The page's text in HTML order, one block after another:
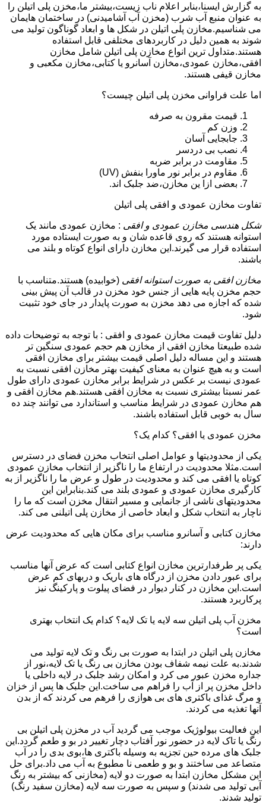
به گزارش ایسنا،بنابر اعلام ناب زیست،بیشتر ما،مخزن پلی اتیلن را
به عنوان منبع آب شرب (مخزن آب آشامیدنی) در ساختمان هایمان
می شناسیم.مخازن پلی اتیلن در شکل ها و ابعاد گوناگون تولید می
شوند به همین دلیل در کاربردهای مختلفی قابل استفاده
هستند.متداول ترین انواع مخازن پلی اتیلن شامل مخازن
افقی،مخازن عمودی،مخازن آسانرو یا کتابی،مخازن مکعبی و
مخازن قیفی هستند.
اما علت فراوانی مخزن پلی اتیلن چیست؟
قیمت مقرون به صرفه
وزن کم
جابجایی آسان
نصب بی دردسر
مقاومت در برابر ضربه
مقاوم در برابر نور ماورا بنفش (UV)
بعضی ازا ین مخازن،ضد جلبک اند.
تفاوت مخازن عمودی و افقی پلی اتیلن
شکل هندسی مخازن عمودی و افقی : مخازن عمودی مانند یک
استوانه هستند که روی قاعده شان و به صورت ایستاده مورد
استفاده قرار می گیرند.این مخازن دارای انواع کوتاه و بلند می
باشند.
مخازن افقی به صورت استوانه افقی (خوابیده) هستند.متناسب با
حجم مخزن پایه هایی از جنس خود مخزن در قالب آن پیش بینی
شده که اجازه می دهد مخزن به صورت پایدار در جای خود تثبیت
شود.
دلیل تفاوت قیمت مخازن عمودی و افقی : با توجه به توضیحات داده
شده طبیعتا مخازن افقی از مخازن هم حجم عمودی سنگین تر
هستند و این مساله دلیل اصلی قیمت بیشتر برای مخازن افقی
است و به هیچ عنوان به معنای کیفیت بهتر مخازن افقی نسبت به
عمودی نیست بر عکس در شرایط برابر مخازن عمودی دارای طول
عمر نسبتا بیشتری نسبت به مخازن افقی هستند.هم مخازن افقی و
هم مخازن عمودی در شرایط مناسب و استاندارد می توانند چند ده
سال به خوبی قابل استفاده باشند.
مخزن عمودی یا افقی؟ کدام یک؟
یکی از محدودیتها و عوامل اصلی انتخاب مخزن فضای در دسترس
است.مثلا محدودیت در ارتفاع ما را ناگزیر از انتخاب مخازن عمودی
کوتاه یا افقی می کند و محدودیت در طول و عرض ما را ناگزیر از به
کارگیری مخازن عمودی و عمودی بلند می کند.بنابراین این
محدودیتهای ناشی از جانمایی و مسیر انتقال مخزن است که ما را
ناچار به انتخاب شکل و ابعاد خاصی از مخازن پلی اتیلنی می کند.
مخازن کتابی و آسانرو مناسب برای مکان هایی که محدودیت عرض
دارند:
یکی پر طرفدارترین مخازن انواع کتابی است که عرض آنها مناسب
برای عبور دادن مخزن از درگاه های باریک و دربهای کم عرض
است.این مخازن در کنار دیوار در فضای پیلوت و پارکینگ نیز
پرکاربرد هستند.
مخزن آب پلی اتیلن سه لایه یا تک لایه؟ کدام یک انتخاب بهتری
است؟
مخازن پلی اتیلن در ابتدا به صورت بی رنگ و تک لایه تولید می
شدند.به علت نیمه شفاف بودن مخازن بی رنگ یا تک لایه،نور از
جداره مخزن عبور می کرد و امکان رشد جلبک در لایه داخلی یا
داخل مخزن پر از آب را فراهم می ساخت.این جلبک ها پس از خزان
و مرگ غذای باکتری های بی هوازی را فرهم می کردند که از بدن
آنها تغذیه می کردند.
این فعالیت بیولوژیک موجب می گردید آب در مخزن پلی اتیلن بی
رنگ یا تاک لایه در حضور نور آفتاب دچار تغییر در بو و طعم گردد.این
جلبک های مرده حین تجزیه به وسیله باکتری ها،بوی بدی را در آب
متصاعد می ساختند و بو و طعمی نا مطبوع به آب می داد.برای حل
این مشکل مخازن ابتدا به صورت دو لایه (مخازنی که بیشتر به رنگ
آبی تولید می شدند) و سپس به صورت سه لایه (مخازن سفید رنگ)
تولید شدند.